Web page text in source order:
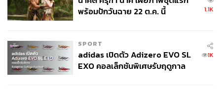
พร้อมปักวันฉาย 22 ต.ค. นี้
1.1K
SPORT
adidas เปิดตัว Adizero EVO SL
EXO คอลเล็กชันพิเศษรับฤดูกาล
1K